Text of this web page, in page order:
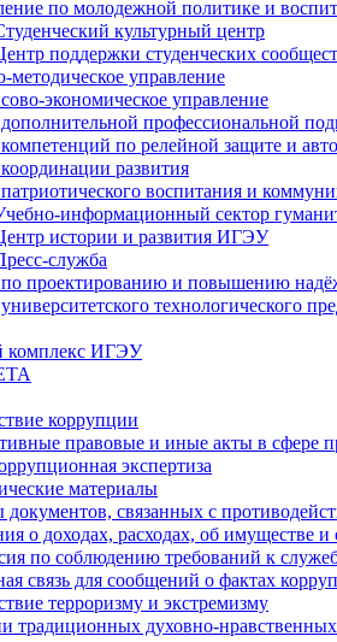
по молодежной политике и
культурный центр
поддержки студенческих
методическое управление
экономическое управление
профессиональной
по релейной защите и
развития
воспитания и
информационный сектор
истории и развития ИГЭУ
служба
проектированию и повышению
технологического
комплекс ИГЭУ
коррупции
правовые и иные акты в сфере
экспертиза
материалы
связанных с
о доходах, расходах, об имуществе и
по соблюдению требований к
связь для сообщений о фактах
терроризму и экстремизму
традиционных духовно-